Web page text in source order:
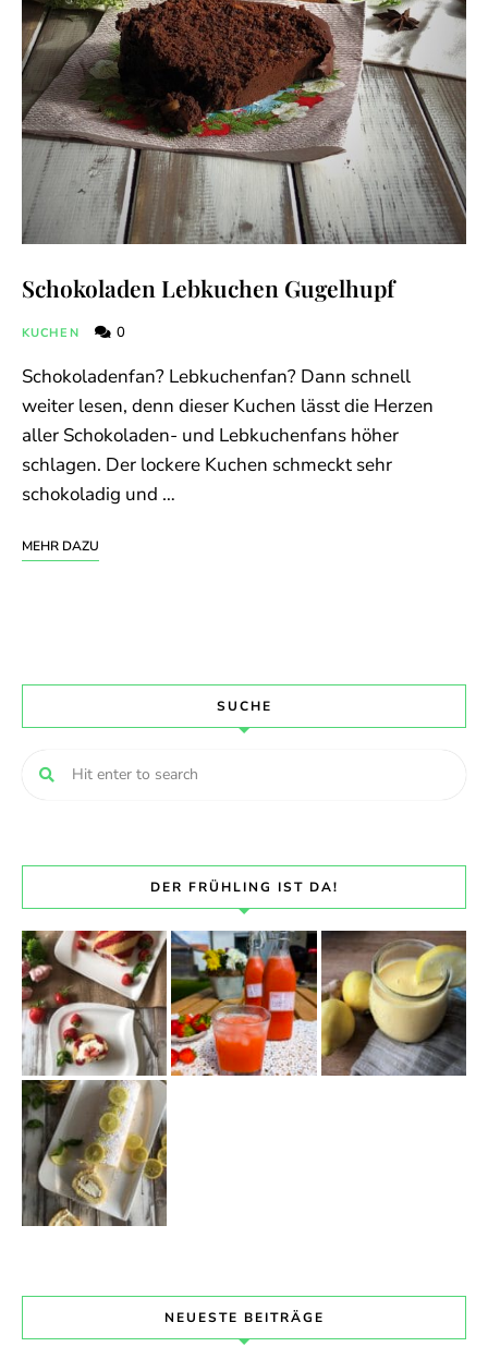
Schokoladen Lebkuchen Gugelhupf
KUCHEN 0
Schokoladenfan? Lebkuchenfan? Dann schnell
weiter lesen, denn dieser Kuchen lässt die Herzen
aller Schokoladen- und Lebkuchenfans höher
schlagen. Der lockere Kuchen schmeckt sehr
schokoladig und …
MEHR DAZU
SUCHE
DER FRÜHLING IST DA!
NEUESTE BEITRÄGE